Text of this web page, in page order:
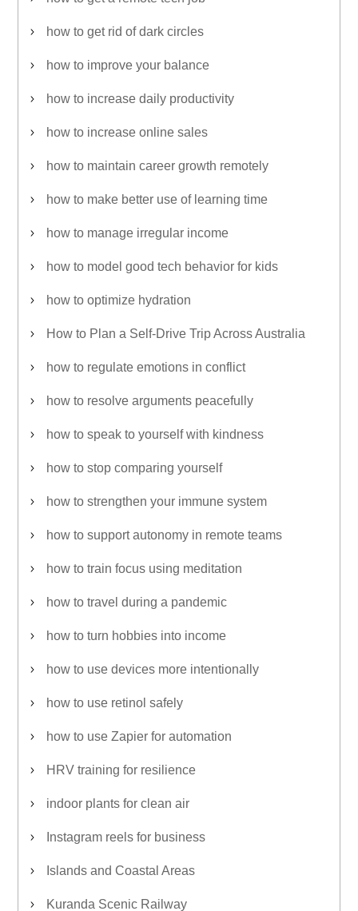
how to get rid of dark circles
how to improve your balance
how to increase daily productivity
how to increase online sales
how to maintain career growth remotely
how to make better use of learning time
how to manage irregular income
how to model good tech behavior for kids
how to optimize hydration
How to Plan a Self-Drive Trip Across Australia
how to regulate emotions in conflict
how to resolve arguments peacefully
how to speak to yourself with kindness
how to stop comparing yourself
how to strengthen your immune system
how to support autonomy in remote teams
how to train focus using meditation
how to travel during a pandemic
how to turn hobbies into income
how to use devices more intentionally
how to use retinol safely
how to use Zapier for automation
HRV training for resilience
indoor plants for clean air
Instagram reels for business
Islands and Coastal Areas
Kuranda Scenic Railway